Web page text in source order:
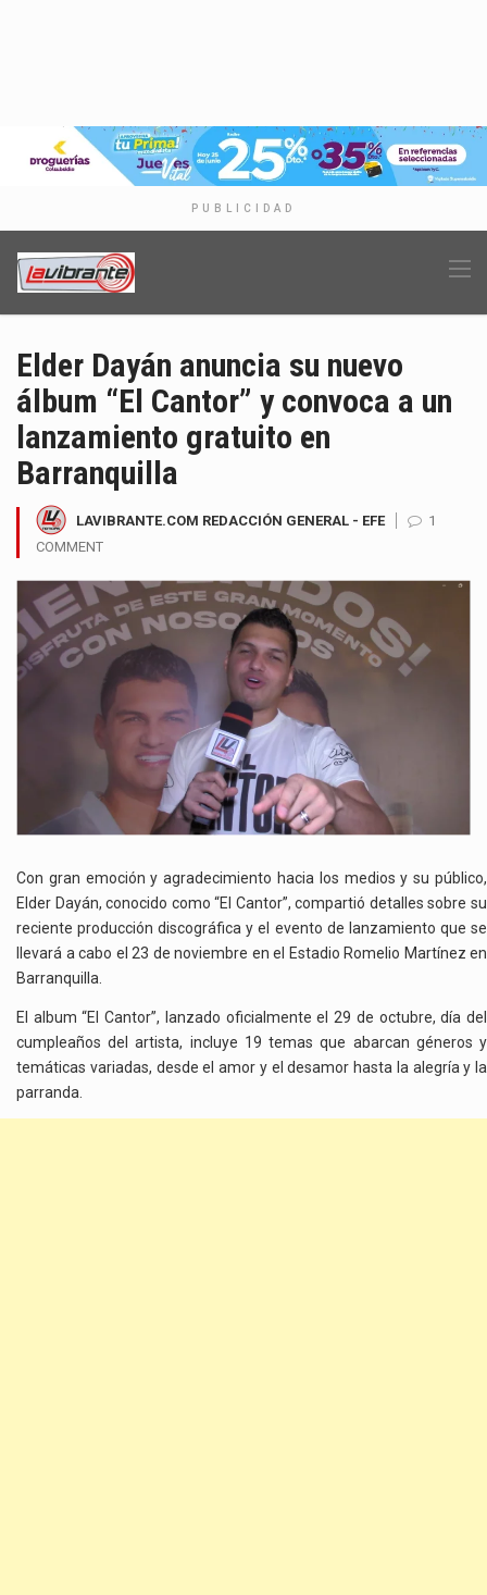
PUBLICIDAD
Elder Dayán anuncia su nuevo
álbum “El Cantor” y convoca a un
lanzamiento gratuito en
Barranquilla
LAVIBRANTE.COM REDACCIÓN GENERAL - EFE
1
COMMENT
Con gran emoción y agradecimiento hacia los medios y su público,
Elder Dayán, conocido como “El Cantor”, compartió detalles sobre su
reciente producción discográfica y el evento de lanzamiento que se
llevará a cabo el 23 de noviembre en el Estadio Romelio Martínez en
Barranquilla.
El album “El Cantor”, lanzado oficialmente el 29 de octubre, día del
cumpleaños del artista, incluye 19 temas que abarcan géneros y
temáticas variadas, desde el amor y el desamor hasta la alegría y la
parranda.